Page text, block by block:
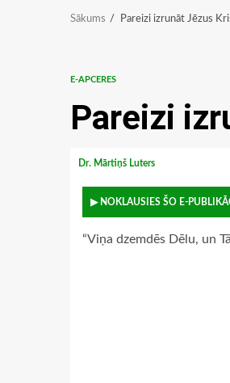
Sākums Pareizi izrunāt Jēzus
E-APCERES
Pareizi
Dr. Mārtiņš Luters
▶ NOKLAUSIES ŠO E-
“Viņa dzemdēs Dēlu, un